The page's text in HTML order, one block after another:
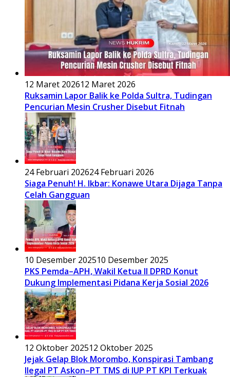
12 Maret 202612 Maret 2026
Ruksamin Lapor Balik ke Polda Sultra, Tudingan
Pencurian Mesin Crusher Disebut Fitnah
24 Februari 202624 Februari 2026
Siaga Penuh! H. Ikbar: Konawe Utara Dijaga Tanpa
Celah Gangguan
10 Desember 202510 Desember 2025
PKS Pemda–APH, Wakil Ketua II DPRD Konut
Dukung Implementasi Pidana Kerja Sosial 2026
12 Oktober 202512 Oktober 2025
Jejak Gelap Blok Morombo, Konspirasi Tambang
Ilegal PT Askon–PT TMS di IUP PT KPI Terkuak